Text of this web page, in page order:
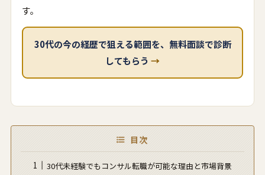
す。
30代の今の経歴で狙える範囲を、無料面談で診断
してもらう →
目次
30代未経験でもコンサル転職が可能な理由と市場背景